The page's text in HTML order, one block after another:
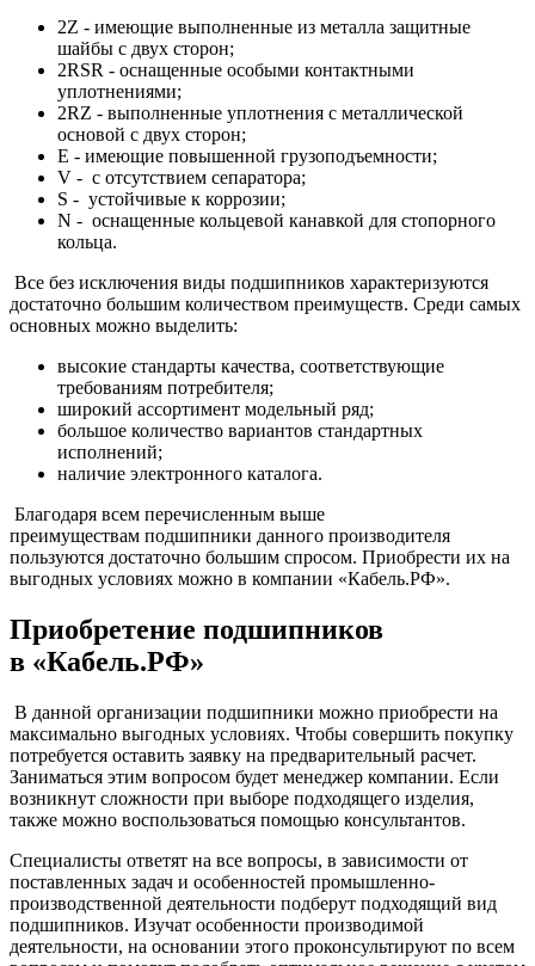
2Z - имеющие выполненные из металла защитные
шайбы с двух сторон;
2RSR - оснащенные особыми контактными
уплотнениями;
2RZ - выполненные уплотнения c металлической
основой с двух сторон;
E - имеющие повышенной грузоподъемности;
V - с отсутствием сепаратора;
S - устойчивые к коррозии;
N - оснащенные кольцевой канавкой для стопорного
кольца.
Все без исключения виды подшипников характеризуются
достаточно большим количеством преимуществ. Среди самых
основных можно выделить:
высокие стандарты качества, соответствующие
требованиям потребителя;
широкий ассортимент модельный ряд;
большое количество вариантов стандартных
исполнений;
наличие электронного каталога.
Благодаря всем перечисленным выше
преимуществам подшипники данного производителя
пользуются достаточно большим спросом. Приобрести их на
выгодных условиях можно в компании «Кабель.РФ».
Приобретение подшипников
в «Кабель.РФ»
В данной организации подшипники можно приобрести на
максимально выгодных условиях. Чтобы совершить покупку
потребуется оставить заявку на предварительный расчет.
Заниматься этим вопросом будет менеджер компании. Если
возникнут сложности при выборе подходящего изделия,
также можно воспользоваться помощью консультантов.
Специалисты ответят на все вопросы, в зависимости от
поставленных задач и особенностей промышленно-
производственной деятельности подберут подходящий вид
подшипников. Изучат особенности производимой
деятельности, на основании этого проконсультируют по всем